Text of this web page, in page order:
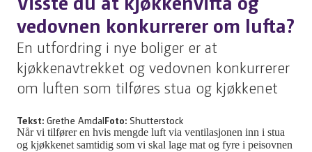
vedovnen konkurrerer om lufta?
En utfordring i nye boliger er at
kjøkkenavtrekket og vedovnen konkurrerer
om luften som tilføres stua og kjøkkenet
Tekst: Grethe AmdalFoto: Shutterstock
Når vi tilfører en hvis mengde luft via ventilasjonen inn i stua
og kjøkkenet samtidig som vi skal lage mat og fyre i peisovnen